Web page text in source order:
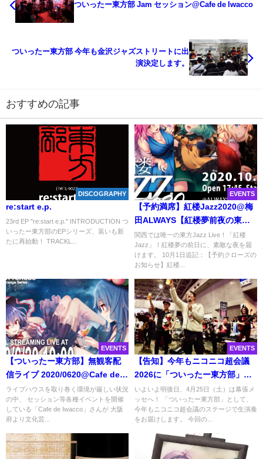
ついったー東方部 Jam セッション@Cafe de Iwacco
ついったー東方部 今年も金沢ジャズストリートに出
演決定します。
おすすめの記事
DISCOGRAPHY
re:start e.p.
23rd EP "re:start e.p." INTRODUCTION つ
いったー東方部のEPシリーズ、装いも新
たに再始動！ TRACKL...
EVENTS
【予約満席】紅楼Jazz2020@梅
田ALWAYS【紅楼夢前夜の東方
ジャズライブ】
関西では唯一の東方Jazz Live！「紅楼
Jazz」！紅楼夢の前日に、素敵な夜を届
けます。 10月1日追記：【予約クローズの
お知らせ】紅楼...
EVENTS
【ついったー東方部】無観客配
信ライブ 2020/0620@Cafe de
Iwacco
ライブハウスを取り巻く環境が厳しい状況
の中、 セッション等各種イベントを開催
している「Cafe de Iwacco」さんが 大阪
府より文化芸...
EVENTS
【告知】今年もニコニコ超会議
2026に「ついったー東方部」参
戦！幕張で生演奏の宴です！
いよいよ明後日、4月25日（土）は幕張メ
ッセへ！ 「ついったー東方部」として、
今年もニコニコ超会議のステージで生演奏
をお届けします。 今回の...